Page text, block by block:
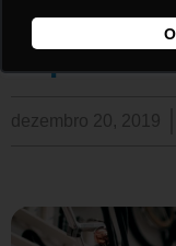
quadros
dezembro 20, 2019